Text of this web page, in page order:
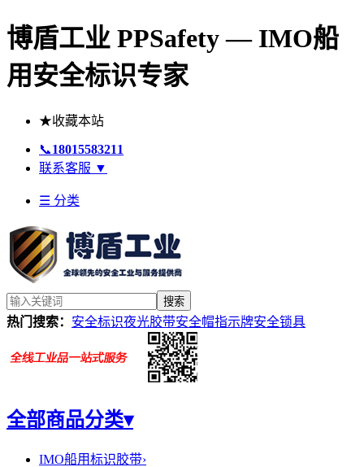
博盾工业 PPSafety — IMO船
用安全标识专家
★收藏本站
📞18015583211
联系客服 ▼
☰ 分类
搜索
热门搜索： 安全标识夜光胶带安全帽指示牌安全锁具
全部商品分类▾
IMO船用标识胶带›